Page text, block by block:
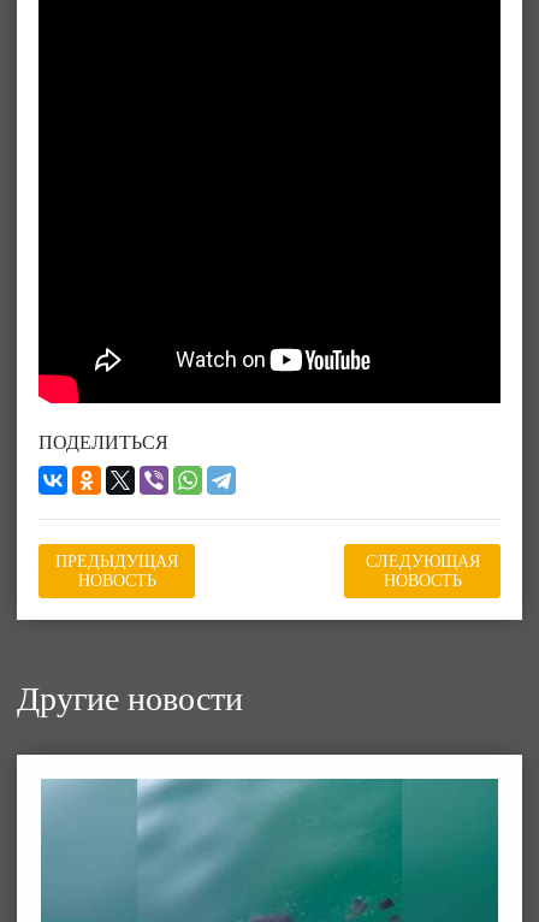
ПОДЕЛИТЬСЯ
ПРЕДЫДУЩАЯ
НОВОСТЬ
СЛЕДУЮЩАЯ
НОВОСТЬ
Другие новости